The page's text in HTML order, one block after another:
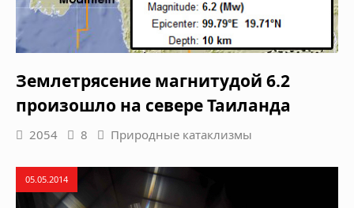
Землетрясение магнитудой 6.2
произошло на севере Таиланда
2054 8 Природные катаклизмы
05.05.2014